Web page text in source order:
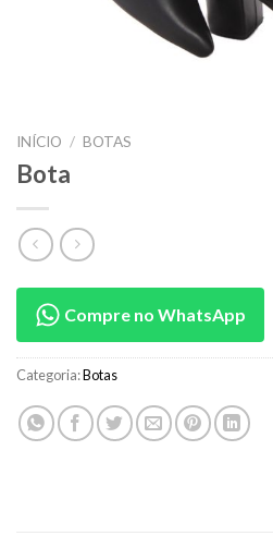
INÍCIO / BOTAS
Bota
Compre no WhatsApp
Categoria:Botas